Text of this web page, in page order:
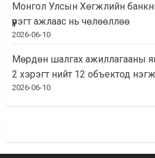
Монгол Улсын Хөгжлийн
үүрэгт ажлаас нь чөлөөллөө
2026-06-10
Мөрдөн шалгах ажиллагааны
2 хэрэгт нийт 12 объектод
2026-06-10